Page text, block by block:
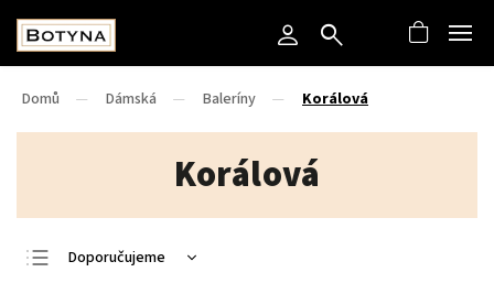
Domů / Dámská / Baleríny / Korálová
Korálová
Doporučujeme